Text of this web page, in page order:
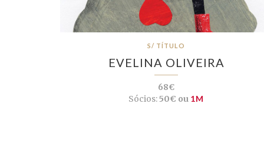
S/ TÍTULO
EVELINA OLIVEIRA
68€
Sócios:50€ ou 1M